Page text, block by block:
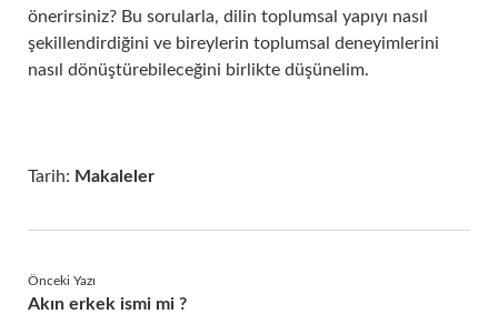
önerirsiniz? Bu sorularla, dilin toplumsal yapıyı nasıl
şekillendirdiğini ve bireylerin toplumsal deneyimlerini
nasıl dönüştürebileceğini birlikte düşünelim.
Tarih: Makaleler
Önceki Yazı
Akın erkek ismi mi ?